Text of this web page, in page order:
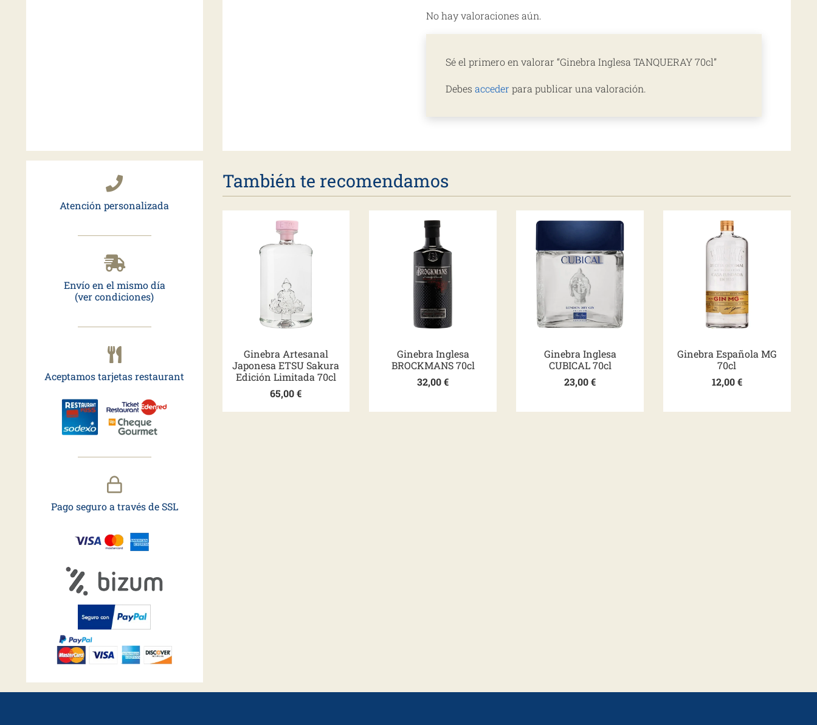
No hay valoraciones aún.
Sé el primero en valorar “Ginebra Inglesa TANQUERAY 70cl”
Debesacceder para publicar una valoración.
Atención personalizada
Envío en el mismo día
(ver condiciones)
Aceptamos tarjetas restaurant
Pago seguro a través de SSL
También te recomendamos
Ginebra Artesanal
Japonesa ETSU Sakura
Edición Limitada 70cl
65,00€
Ginebra Inglesa
BROCKMANS 70cl
32,00€
Ginebra Inglesa
CUBICAL 70cl
23,00€
Ginebra Española MG
70cl
12,00€